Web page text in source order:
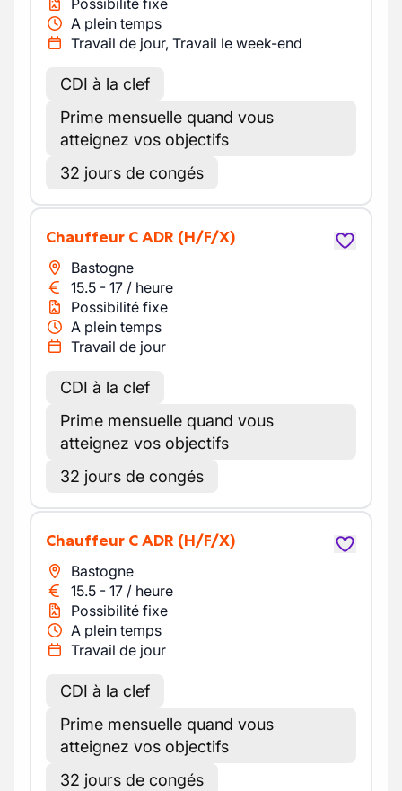
Possibilité fixe
A plein temps
Travail de jour, Travail le week-end
CDI à la clef
Prime mensuelle quand vous
atteignez vos objectifs
32 jours de congés
Chauffeur C ADR (H/F/X)
Bastogne
15.5 - 17 / heure
Possibilité fixe
A plein temps
Travail de jour
CDI à la clef
Prime mensuelle quand vous
atteignez vos objectifs
32 jours de congés
Chauffeur C ADR (H/F/X)
Bastogne
15.5 - 17 / heure
Possibilité fixe
A plein temps
Travail de jour
CDI à la clef
Prime mensuelle quand vous
atteignez vos objectifs
32 jours de congés